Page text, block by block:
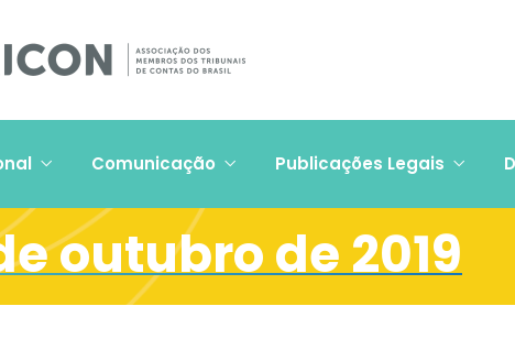
Comunicação Publicações Legais
outubro de 2019